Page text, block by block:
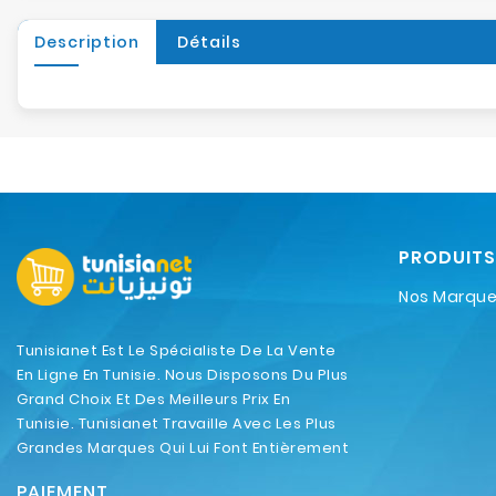
Description Détails
Tunisianet Est Le Spécialiste De La Vente
En Ligne En Tunisie. Nous Disposons Du Plus
Grand Choix Et Des Meilleurs Prix En
Tunisie. Tunisianet Travaille Avec Les Plus
Grandes Marques Qui Lui Font Entièrement
PRODUITS
Nos